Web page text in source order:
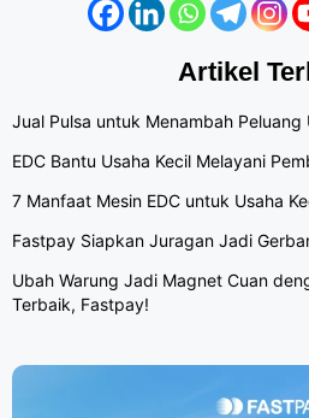
Artikel
Jual Pulsa untuk Menambah Peluang
EDC Bantu Usaha Kecil Melayani
7 Manfaat Mesin EDC untuk Usaha
Fastpay Siapkan Juragan Jadi
Ubah Warung Jadi Magnet Cuan
Terbaik, Fastpay!